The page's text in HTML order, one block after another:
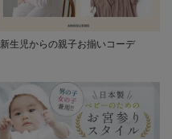
新生児からの親子お揃いコーデ